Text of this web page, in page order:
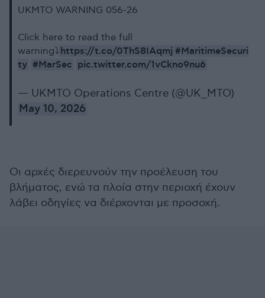
UKMTO WARNING 056-26
Click here to read the full
warning⤵️ https://t.co/0ThS8IAqmj #MaritimeSecuri
ty #MarSec pic.twitter.com/1vCkno9nu6
— UKMTO Operations Centre (@UK_MTO)
May 10, 2026
Οι αρχές διερευνούν την προέλευση του
βλήματος, ενώ τα πλοία στην περιοχή έχουν
λάβει οδηγίες να διέρχονται με προσοχή.